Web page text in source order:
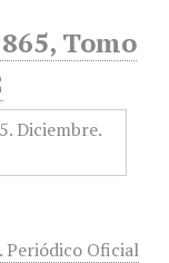
Tomo
Periódico Oficial